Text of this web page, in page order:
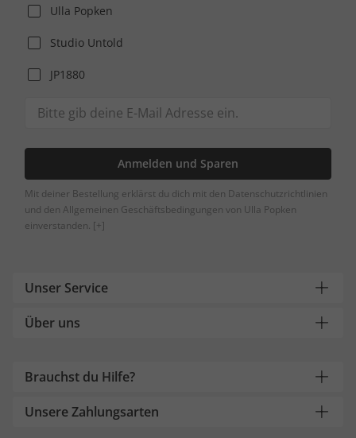
Ulla Popken
Studio Untold
JP1880
Anmelden und Sparen
Mit deiner Bestellung erklärst du dich mit den Datenschutzrichtlinien
und den Allgemeinen Geschäftsbedingungen von Ulla Popken
einverstanden. [+]
Unser Service
Über uns
Brauchst du Hilfe?
Unsere Zahlungsarten